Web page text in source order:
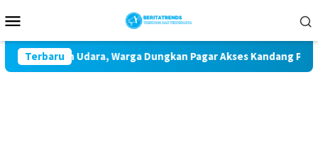
ke
Mobile
TerbaruUdara, Warga Dungkan Pagar Akses Kandang Pakai